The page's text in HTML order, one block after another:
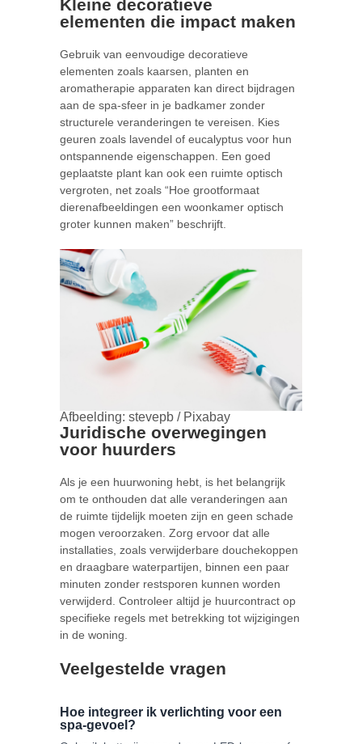
Kleine decoratieve
elementen die impact maken
Gebruik van eenvoudige decoratieve
elementen zoals kaarsen, planten en
aromatherapie apparaten kan direct bijdragen
aan de spa-sfeer in je badkamer zonder
structurele veranderingen te vereisen. Kies
geuren zoals lavendel of eucalyptus voor hun
ontspannende eigenschappen. Een goed
geplaatste plant kan ook een ruimte optisch
vergroten, net zoals “Hoe grootformaat
dierenafbeeldingen een woonkamer optisch
groter kunnen maken” beschrijft.
Afbeelding: stevepb / Pixabay
Juridische overwegingen
voor huurders
Als je een huurwoning hebt, is het belangrijk
om te onthouden dat alle veranderingen aan
de ruimte tijdelijk moeten zijn en geen schade
mogen veroorzaken. Zorg ervoor dat alle
installaties, zoals verwijderbare douchekoppen
en draagbare waterpartijen, binnen een paar
minuten zonder restsporen kunnen worden
verwijderd. Controleer altijd je huurcontract op
specifieke regels met betrekking tot wijzigingen
in de woning.
Veelgestelde vragen
Hoe integreer ik verlichting voor een
spa-gevoel?